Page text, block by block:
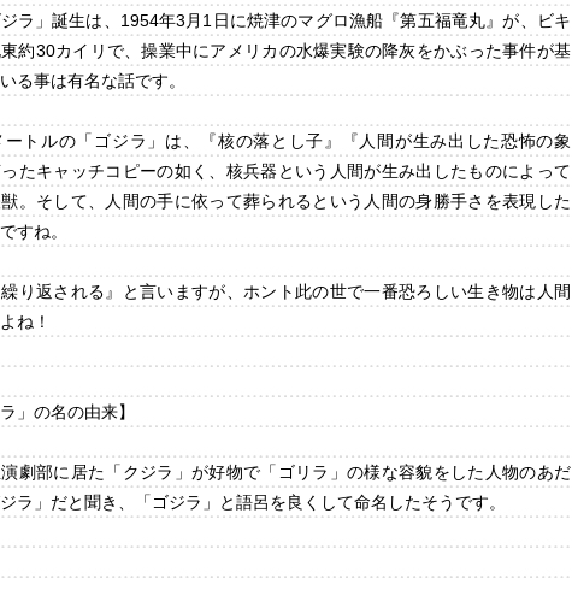
ラ」誕生は、1954年3月1日に焼津のマグロ漁船『第五福竜丸』が、ビキ
約30カイリで、操業中にアメリカの水爆実験の降灰をかぶった事件が基
る事は有名な話です。
ートルの「ゴジラ」は、『核の落とし子』『人間が生み出した恐怖の象
たキャッチコピーの如く、核兵器という人間が生み出したものによって
。そして、人間の手に依って葬られるという人間の身勝手さを表現した
すね。
繰り返される』と言いますが、ホント此の世で一番恐ろしい生き物は人間
ね！
」の名の由来】
劇部に居た「クジラ」が好物で「ゴリラ」の様な容貌をした人物のあだ
ラ」だと聞き、「ゴジラ」と語呂を良くして命名したそうです。